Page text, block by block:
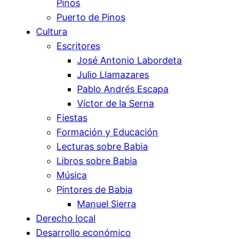
Pinos
Puerto de Pinos
Cultura
Escritores
José Antonio Labordeta
Julio Llamazares
Pablo Andrés Escapa
Víctor de la Serna
Fiestas
Formación y Educación
Lecturas sobre Babia
Libros sobre Babia
Música
Pintores de Babia
Manuel Sierra
Derecho local
Desarrollo económico